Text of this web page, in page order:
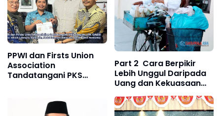
PPWI dan Firsts Union
Association
Tandatangani PKS
Part 2 Cara Berpikir
Lebih Unggul Daripada
Uang dan Kekuasaan
dalam Menentukan
Kesuksesan.